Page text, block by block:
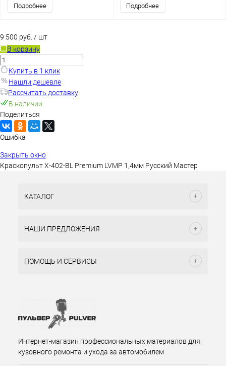
Подробнее Подробнее
9 500 руб. / шт
В корзину
Купить в 1 клик
Нашли дешевле
Рассчитать доставку
В наличии
Поделиться
Ошибка
Закрыть окно
Краскопульт X-402-BL Premium LVMP 1,4мм Русский Мастер
КАТАЛОГ
НАШИ ПРЕДЛОЖЕНИЯ
ПОМОЩЬ И СЕРВИСЫ
Интернет-магазин профессиональных материалов для
кузовного ремонта и ухода за автомобилем